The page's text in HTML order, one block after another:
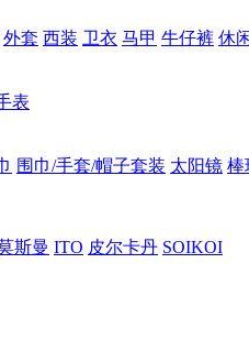
外套 西装 卫衣 马甲 牛仔裤 休
表
围巾/手套/帽子套装 太阳镜 棒
斯曼 ITO 皮尔卡丹 SOIKOI